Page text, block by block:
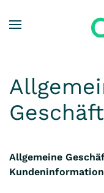
Zum
Allgemeine